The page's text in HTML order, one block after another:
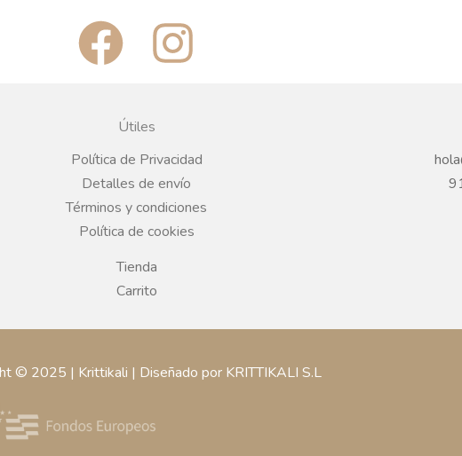
F
a
c
e
b
o
o
k
I
n
t
a
a
m
Útiles
Política de Privacidad
Detalles de envío
Términos y condiciones
Política de cookies
Tienda
Carrito
© 2025 | Krittikali | Diseñado por KRITTIKALI S.L